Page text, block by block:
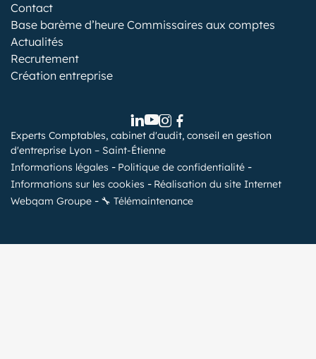
Contact
Base barème d’heure Commissaires aux comptes
Actualités
Recrutement
Création entreprise
Experts Comptables, cabinet d'audit, conseil en gestion
d'entreprise Lyon – Saint-Étienne
Informations légales
Politique de confidentialité
Informations sur les cookies
Réalisation du site Internet
Webqam Groupe
🔧 Télémaintenance